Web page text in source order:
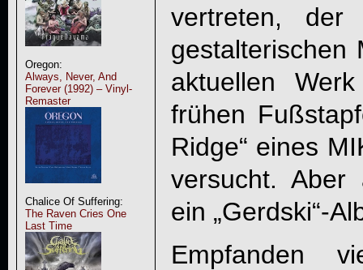
Oregon:
Always, Never, And
Forever (1992) – Vinyl-
Remaster
Chalice Of Suffering:
The Raven Cries One
Last Time
vertreten,
gestalterischen
aktuellen
frühen
Ridge“ eines
versucht. Aber
ein „Gerdski“-
Empfanden